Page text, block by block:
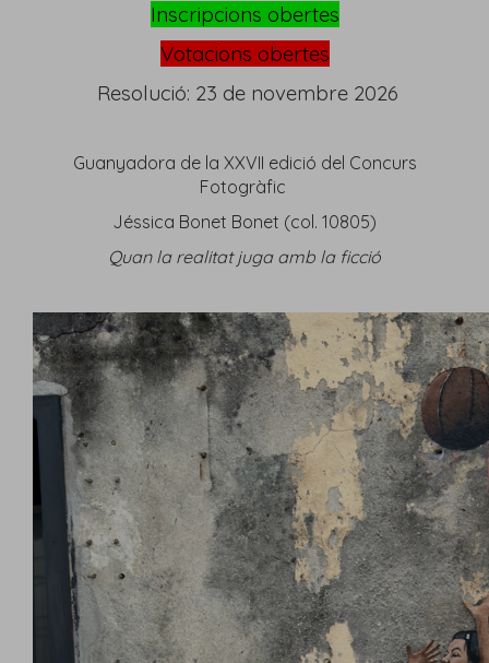
Inscripcions obertes
Votacions obertes
Resolució: 23 de novembre 2026
Guanyadora de la XXVII edició del Concurs
Fotogràfic
Jéssica Bonet Bonet (col. 10805)
Quan la realitat juga amb la ficció